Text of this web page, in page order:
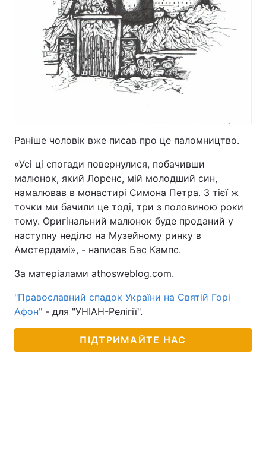
Раніше чоловік вже писав про це паломництво.
«Усі ці спогади повернулися, побачивши
малюнок, який Лоренс, мій молодший син,
намалював в монастирі Симона Петра. З тієї ж
точки ми бачили це тоді, три з половиною роки
тому. Оригінальний малюнок буде проданий у
наступну неділю на Музейному ринку в
Амстердамі», - написав Бас Кампс.
За матеріалами athosweblog.com.
"Православний спадок України на Святій Горі
Афон" - для "УНІАН-Релігії".
ПІДТРИМАЙТЕ НАС